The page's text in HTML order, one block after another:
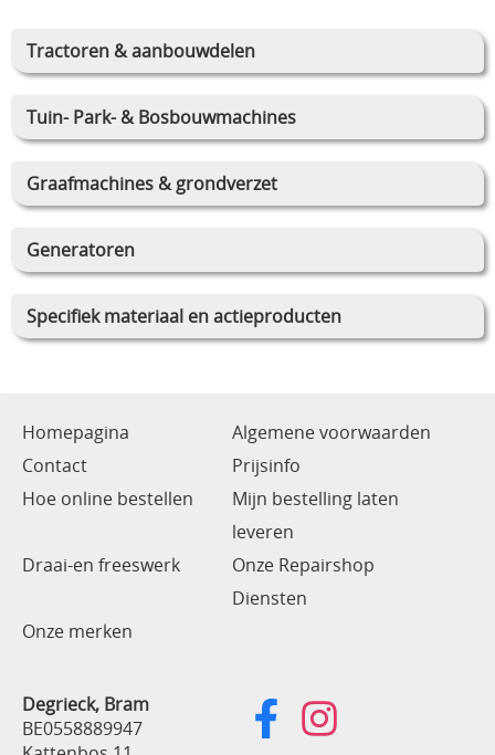
Tractoren & aanbouwdelen
Tuin- Park- & Bosbouwmachines
Graafmachines & grondverzet
Generatoren
Specifiek materiaal en actieproducten
Homepagina
Algemene voorwaarden
Contact
Prijsinfo
Hoe online bestellen
Mijn bestelling laten
leveren
Draai-en freeswerk
Onze Repairshop
Diensten
Onze merken
Degrieck, Bram
BE0558889947